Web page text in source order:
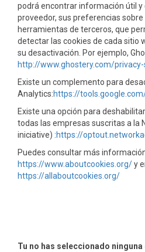
podrá encontrar información útil
proveedor, sus preferencias sobre
herramientas de terceros, que
detectar las cookies de cada sitio
su desactivación. Por ejemplo,
http://www.ghostery.com/
Existe un complemento para
Analytics:https://
Existe una opción para
todas las empresas suscritas a la
iniciative) :https://
Puedes consultar más
https://www.aboutcookies.org/y
https://allaboutcookies.org/
Tu no has seleccionado